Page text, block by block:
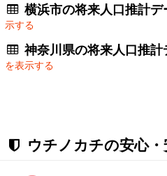
横浜市の将来人口推計
示する
神奈川県の将来人口推
を表示する
ウチノカチの安心